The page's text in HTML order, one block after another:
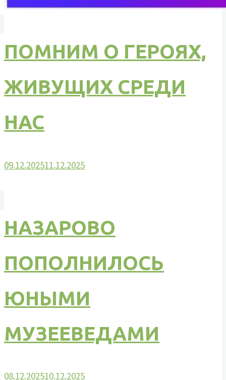
ПОМНИМ О ГЕРОЯХ,
ЖИВУЩИХ СРЕДИ
НАС
09.12.202511.12.2025
НАЗАРОВО
ПОПОЛНИЛОСЬ
ЮНЫМИ
МУЗЕЕВЕДАМИ
08.12.202510.12.2025